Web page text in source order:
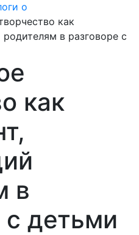
о
как
в разговоре с
как
в
с детьми